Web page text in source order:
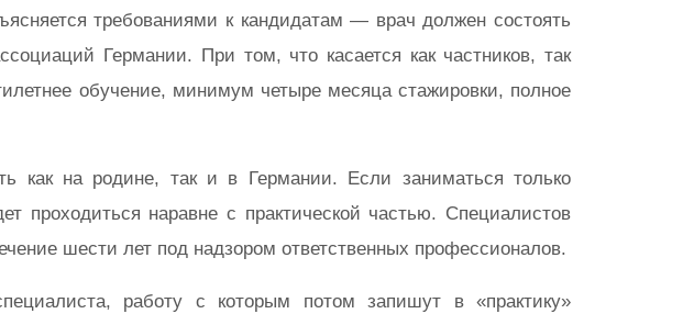
требованиями к кандидатам — врач должен состоять
Германии. При том, что касается как частников, так
обучение, минимум четыре месяца стажировки, полное
как на родине, так и в Германии. Если заниматься только
проходиться наравне с практической частью. Специалистов
шести лет под надзором ответственных профессионалов.
работу с которым потом запишут в «практику»